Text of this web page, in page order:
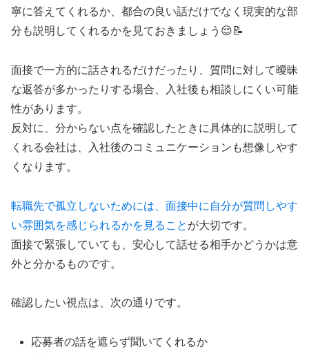
寧に答えてくれるか、都合の良い話だけでなく現実的な部
分も説明してくれるかを見ておきましょう😌📝
面接で一方的に話されるだけだったり、質問に対して曖昧
な返答が多かったりする場合、入社後も相談しにくい可能
性があります。
反対に、分からない点を確認したときに具体的に説明して
くれる会社は、入社後のコミュニケーションも想像しやす
くなります。
転職先で孤立しないためには、面接中に自分が質問しやす
い雰囲気を感じられるかを見ること が大切です。
面接で緊張していても、安心して話せる相手かどうかは意
外と分かるものです。
確認したい視点は、次の通りです。
応募者の話を遮らず聞いてくれるか